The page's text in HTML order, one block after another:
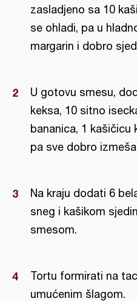
zasladjeno sa 10
se ohladi, pa u
margarin i dobro
U gotovu smesu,
keksa, 10 sitno
bananica, 1 kašičicu
pa sve dobro
Na kraju dodati 6
sneg i kašikom
smesom.
Tortu formirati na
umućenim šlagom.